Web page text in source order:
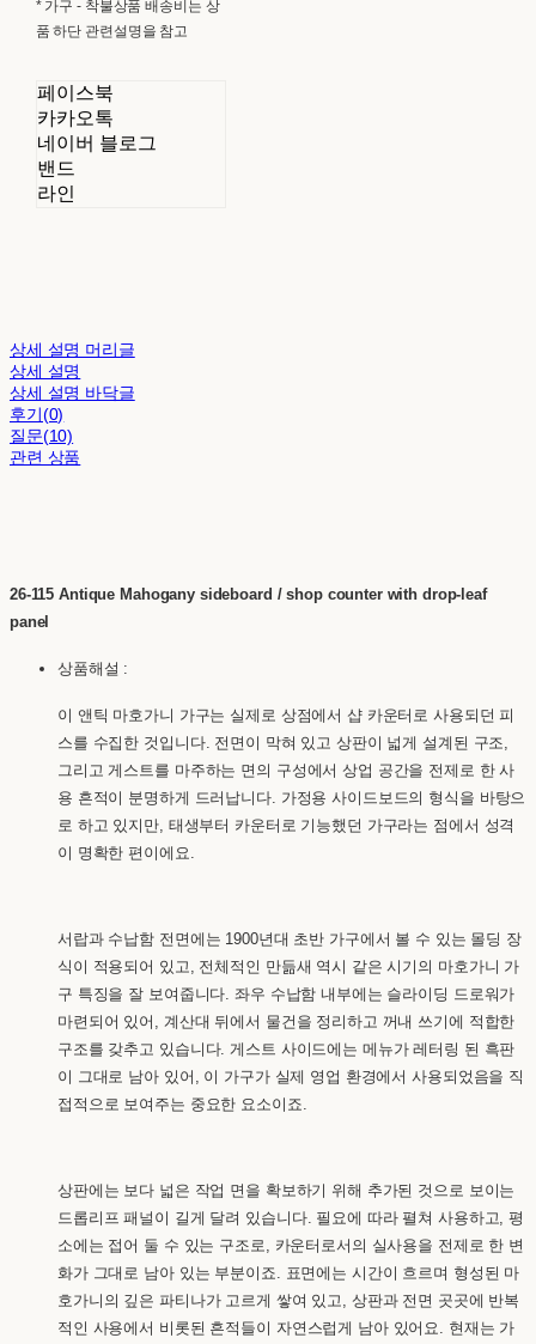
* 가구 - 착불상품 배송비는 상
품 하단 관련설명을 참고
페이스북
카카오톡
네이버 블로그
밴드
라인
상세 설명 머리글
상세 설명
상세 설명 바닥글
후기(0)
질문(10)
관련 상품
26-115 Antique Mahogany sideboard / shop counter with drop-leaf
panel
상품해설 :
이 앤틱 마호가니 가구는 실제로 상점에서 샵 카운터로 사용되던 피
스를 수집한 것입니다. 전면이 막혀 있고 상판이 넓게 설계된 구조,
그리고 게스트를 마주하는 면의 구성에서 상업 공간을 전제로 한 사
용 흔적이 분명하게 드러납니다. 가정용 사이드보드의 형식을 바탕으
로 하고 있지만, 태생부터 카운터로 기능했던 가구라는 점에서 성격
이 명확한 편이에요.
서랍과 수납함 전면에는 1900년대 초반 가구에서 볼 수 있는 몰딩 장
식이 적용되어 있고, 전체적인 만듦새 역시 같은 시기의 마호가니 가
구 특징을 잘 보여줍니다. 좌우 수납함 내부에는 슬라이딩 드로워가
마련되어 있어, 계산대 뒤에서 물건을 정리하고 꺼내 쓰기에 적합한
구조를 갖추고 있습니다. 게스트 사이드에는 메뉴가 레터링 된 흑판
이 그대로 남아 있어, 이 가구가 실제 영업 환경에서 사용되었음을 직
접적으로 보여주는 중요한 요소이죠.
상판에는 보다 넓은 작업 면을 확보하기 위해 추가된 것으로 보이는
드롭리프 패널이 길게 달려 있습니다. 필요에 따라 펼쳐 사용하고, 평
소에는 접어 둘 수 있는 구조로, 카운터로서의 실사용을 전제로 한 변
화가 그대로 남아 있는 부분이죠. 표면에는 시간이 흐르며 형성된 마
호가니의 깊은 파티나가 고르게 쌓여 있고, 상판과 전면 곳곳에 반복
적인 사용에서 비롯된 흔적들이 자연스럽게 남아 있어요. 현재는 가